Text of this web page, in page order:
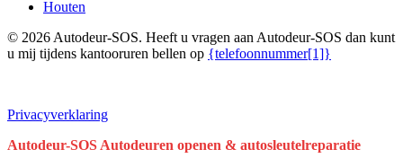
Houten
© 2026 Autodeur-SOS. Heeft u vragen aan Autodeur-SOS dan kunt
u mij tijdens kantooruren bellen op {telefoonnummer[1]}
Privacyverklaring
Close
Autodeur-SOS Autodeuren openen & autosleutelreparatie